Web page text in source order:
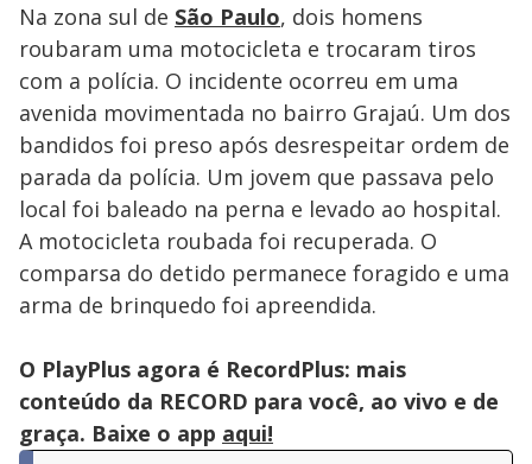
Na zona sul de São Paulo, dois homens
roubaram uma motocicleta e trocaram tiros
com a polícia. O incidente ocorreu em uma
avenida movimentada no bairro Grajaú. Um dos
bandidos foi preso após desrespeitar ordem de
parada da polícia. Um jovem que passava pelo
local foi baleado na perna e levado ao hospital.
A motocicleta roubada foi recuperada. O
comparsa do detido permanece foragido e uma
arma de brinquedo foi apreendida.
O PlayPlus agora é RecordPlus: mais
conteúdo da RECORD para você, ao vivo e de
graça. Baixe o app aqui!